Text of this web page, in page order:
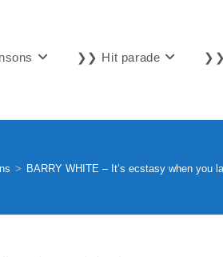
❯❯ Hit parade
> BARRY WHITE – It’s ecstasy when you